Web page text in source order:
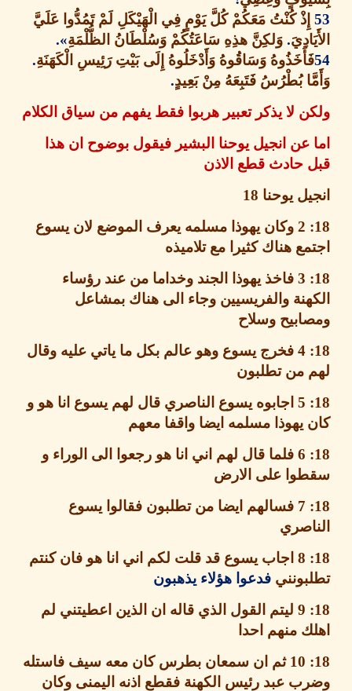
إِذْ كُنْتُ مَعَكُمْ كُلَّ يَوْمٍ فِي الْهَيْكَلِ لَمْ تَمُدُّوا عَلَيَّ
وَلكِنَّ هذِهِ سَاعَتُكُمْ وَسُلْطَانُ الظُّلْمَةِ ».
وَسَاقُوهُ وَأَدْخَلُوهُ إِلَى بَيْتِ رَئِيسِ الْكَهَنَةِ.
بُطْرُسُ فَتَبِعَهُ مِنْ بَعِيدٍ.
لا يذكر تعبير هربوا فقط يفهم من سياق الكلام
عن انجيل يوحنا البشير فيقول بوضوح ان هذا
حادث قطع الاذن
يوحنا18
وكان يهوذا مسلمه يعرف الموضع لان يسوع
هناك كثيرا مع تلاميذه
فاخذ يهوذا الجند وخداما من عند رؤساء
والفريسيين وجاء الى هناك بمشاعل
وسلاح
فخرج يسوع وهو عالم بكل ما ياتي عليه وقال
من تطلبون
اجابوه يسوع الناصري قال لهم يسوع انا هو و
يهوذا مسلمه ايضا واقفا معهم
فلما قال لهم اني انا هو رجعوا الى الوراء و
على الارض
فسالهم ايضا من تطلبون فقالوا يسوع
اجاب يسوع قد قلت لكم اني انا هو فان كنتم
فدعوا هؤلاء يذهبون
ليتم القول الذي قاله ان الذين اعطيتني لم
منهم احدا
ثم ان سمعان بطرس كان معه سيف فاستله
عبد رئيس الكهنة فقطع اذنه اليمنى وكان